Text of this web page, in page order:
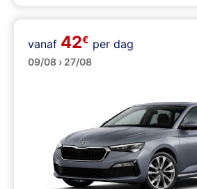
Middenklasse
vanaf 42€ per dag
09/08 › 27/08